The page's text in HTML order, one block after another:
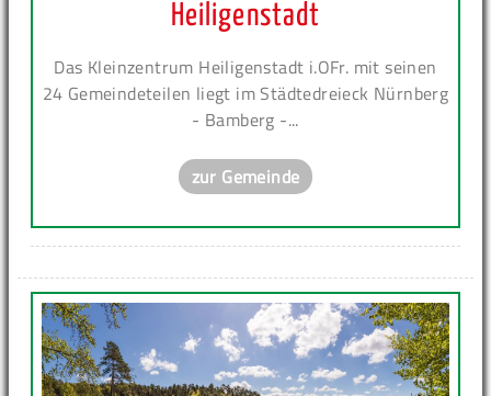
Heiligenstadt
Das Kleinzentrum Heiligenstadt i.OFr. mit seinen
24 Gemeindeteilen liegt im Städtedreieck Nürnberg
- Bamberg -...
zur Gemeinde